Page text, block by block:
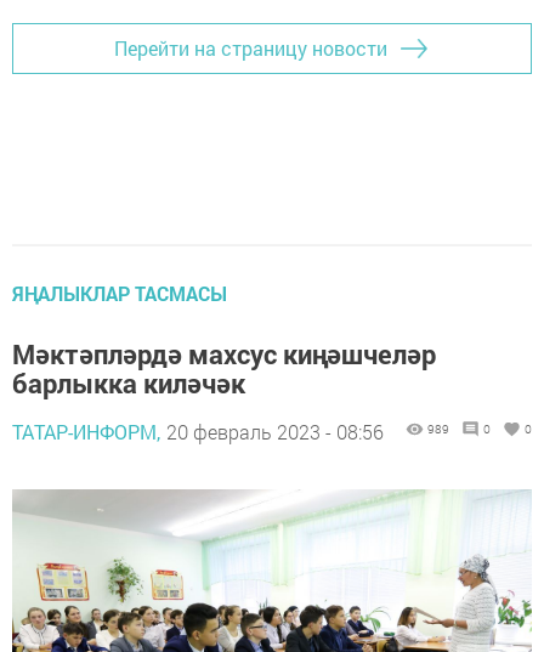
Перейти на страницу новости
ЯҢАЛЫКЛАР ТАСМАСЫ
Мәктәпләрдә махсус киңәшчеләр
барлыкка киләчәк
ТАТАР-ИНФОРМ, 20 февраль 2023 - 08:56 989 0 0